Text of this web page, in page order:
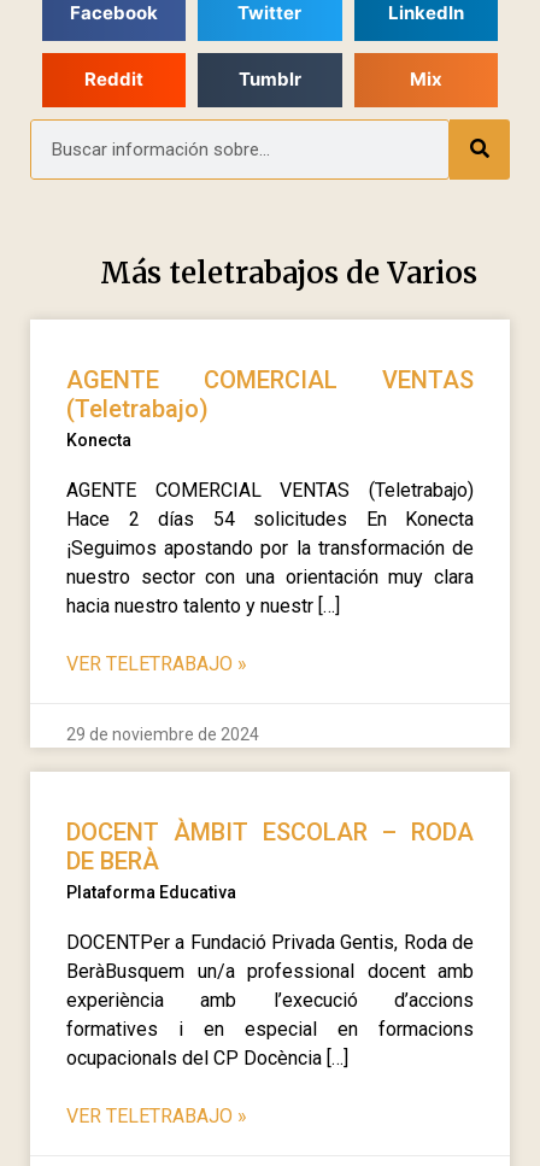
Facebook Twitter LinkedIn
Reddit Tumblr Mix
Más teletrabajos deVarios
AGENTE COMERCIAL VENTAS
(Teletrabajo)
Konecta
AGENTE COMERCIAL VENTAS (Teletrabajo)
Hace 2 días 54 solicitudes En Konecta
¡Seguimos apostando por la transformación de
nuestro sector con una orientación muy clara
hacia nuestro talento y nuestr […]
VER TELETRABAJO »
29 de noviembre de 2024
DOCENT ÀMBIT ESCOLAR – RODA
DE BERÀ
Plataforma Educativa
DOCENTPer a Fundació Privada Gentis, Roda de
BeràBusquem un/a professional docent amb
experiència amb l’execució d’accions
formatives i en especial en formacions
ocupacionals del CP Docència […]
VER TELETRABAJO »